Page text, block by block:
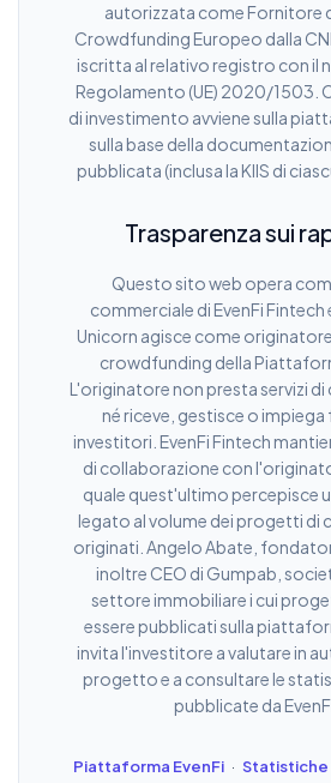
autorizzata come Fornitore
Crowdfunding Europeo dalla
iscritta al relativo registro con il
Regolamento (UE) 2020/1503.
di investimento avviene sulla
sulla base della
pubblicata (inclusa la KIIS di
Trasparenza sui
Questo sito web opera
commerciale di EvenFi
Unicorn agisce come
crowdfunding della
L'originatore non presta servizi
né riceve, gestisce o
investitori. EvenFi Fintech
di collaborazione con
quale quest'ultimo percepisce
legato al volume dei progetti di
originati. Angelo Abate,
inoltre CEO di Gumpab,
settore immobiliare i cui
essere pubblicati sulla
invita l'investitore a valutare in
progetto e a consultare le
pubblicate da
Piattaforma EvenFi · Statistiche